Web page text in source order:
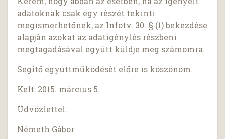
adatoknak csak egy részét tekinti
megismerhetőnek, az Infotv. 30. § (1) bekezdése
alapján azokat az adatigénylés részbeni
megtagadásával együtt küldje meg számomra.
Segítő együttműködését előre is köszönöm.
Kelt: 2015. március 5.
Üdvözlettel:
Németh Gábor